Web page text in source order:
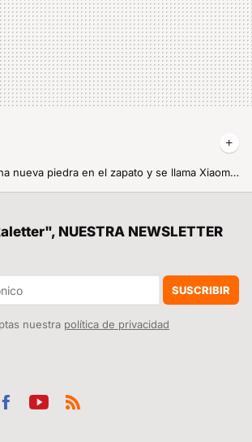
Amazon tiene una nueva piedra en el zapato y se llama Xiaomi Smart Home Screen Mini. Va directo a comerse a los Echo Hub y Echo Show
Buenísimas noticias, la nueva app de cámara del Xiaomi 15 Ultra también llegará a muchos otros teléfonos de Xiaomi. Ya sabemos cuáles son y todo lo que cambia
NUESTRA NEWSLETTER
SUSCRIBIR
nuestra política de privacidad